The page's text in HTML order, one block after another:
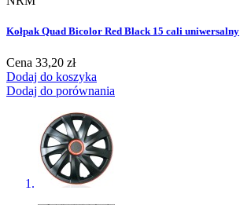
Kołpak Quad Bicolor Red Black 15 cali uniwersalny
Cena 33,20 zł
Dodaj do koszyka
Dodaj do porównania